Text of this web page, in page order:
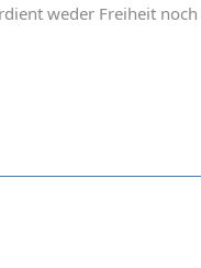
weder Freiheit noch